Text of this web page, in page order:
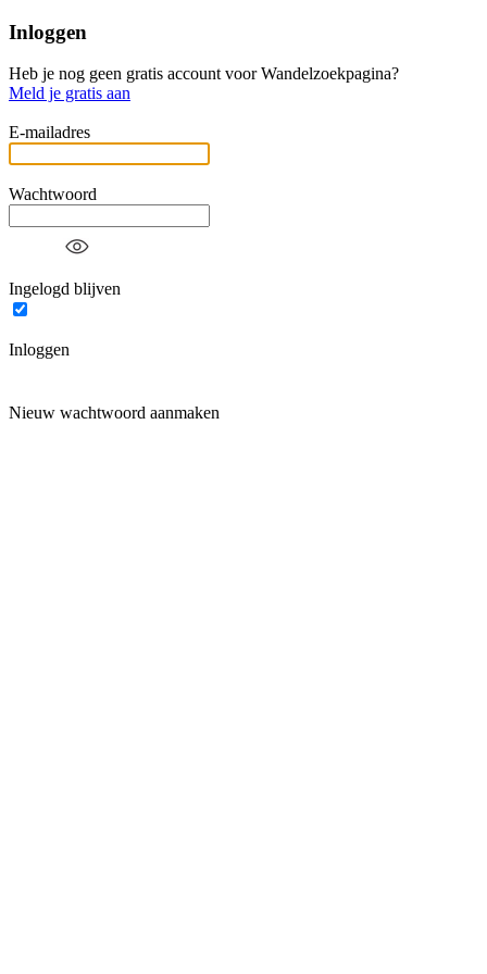
Inloggen
Heb je nog geen gratis account voor Wandelzoekpagina?
Meld je gratis aan
E-mailadres
Wachtwoord
Ingelogd blijven
Inloggen
Nieuw wachtwoord aanmaken